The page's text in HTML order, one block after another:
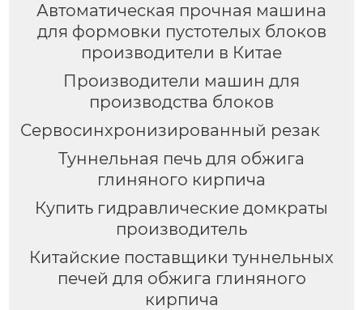
Автоматическая прочная машина
для формовки пустотелых блоков
производители в Китае
Производители машин для
производства блоков
Сервосинхронизированный резак
Туннельная печь для обжига
глиняного кирпича
Купить гидравлические домкраты
производитель
Китайские поставщики туннельных
печей для обжига глиняного
кирпича